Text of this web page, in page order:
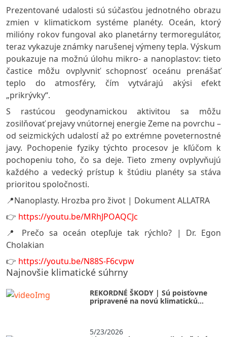
Prezentované udalosti sú súčasťou jednotného obrazu
zmien v klimatickom systéme planéty. Oceán, ktorý
milióny rokov fungoval ako planetárny termoregulátor,
teraz vykazuje známky narušenej výmeny tepla. Výskum
poukazuje na možnú úlohu mikro- a nanoplastov: tieto
častice môžu ovplyvniť schopnosť oceánu prenášať
teplo do atmosféry, čím vytvárajú akýsi efekt
„prikrývky“.
S rastúcou geodynamickou aktivitou sa môžu
zosilňovať prejavy vnútornej energie Zeme na povrchu –
od seizmických udalostí až po extrémne poveternostné
javy. Pochopenie fyziky týchto procesov je kľúčom k
pochopeniu toho, čo sa deje. Tieto zmeny ovplyvňujú
každého a vedecký prístup k štúdiu planéty sa stáva
prioritou spoločnosti.
📍Nanoplasty. Hrozba pro život | Dokument ALLATRA
👉 https://youtu.be/MRhJPOAQCJc
📍 Prečo sa oceán otepľuje tak rýchlo? | Dr. Egon
Cholakian
👉 https://youtu.be/N88S-F6cvpw
Najnovšie klimatické súhrny
REKORDNÉ ŠKODY | Sú poisťovne
pripravené na novú klimatickú
5/23/2026